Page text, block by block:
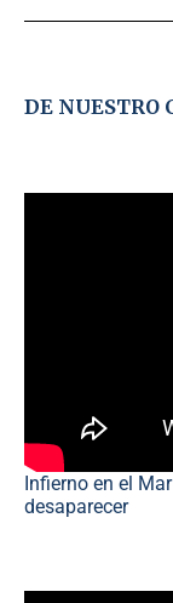
DE NUESTRO
Infierno en el
desaparecer